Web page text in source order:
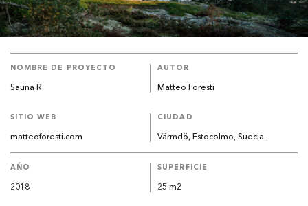
NOMBRE DE PROYECTO
Sauna R
AUTOR
Matteo Foresti
SITIO WEB
matteoforesti.com
CIUDAD
Värmdö, Estocolmo, Suecia.
AÑO
2018
SUPERFICIE
25 m2